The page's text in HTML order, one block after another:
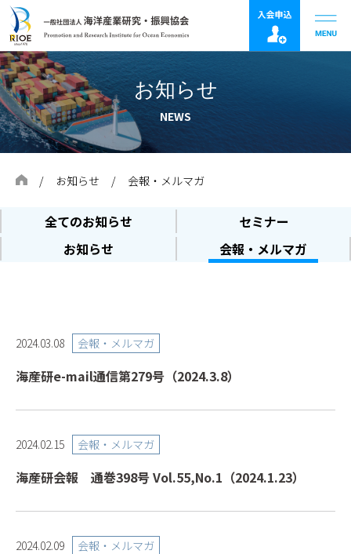
お知らせ
NEWS
お知らせ 会報・メルマガ
全てのお知らせ
セミナー
お知らせ
会報・メルマガ
2024.03.08 会報・メルマガ
海産研e-mail通信第279号（2024.3.8）
2024.02.15 会報・メルマガ
海産研会報 通巻398号 Vol.55,No.1（2024.1.23）
2024.02.09 会報・メルマガ